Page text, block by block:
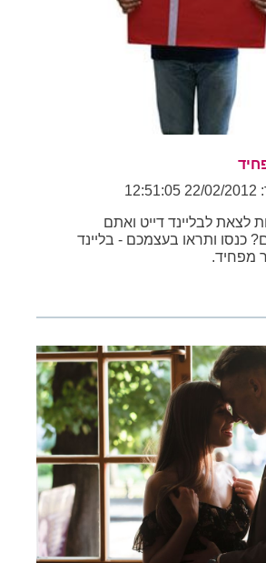
לצאת לבליינד דייט ואתם
כנסו ותראו בעצמכם - בליינד
מפחיד.